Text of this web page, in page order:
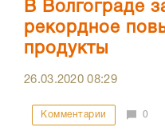
В Волгограде
рекордное
продукты
26.03.202008:29
Комментарии 0